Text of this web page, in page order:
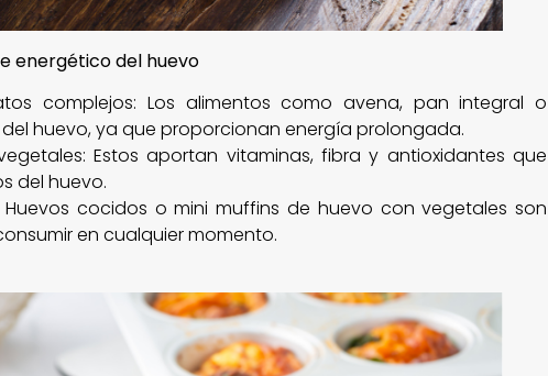
energético del huevo
complejos: Los alimentos como avena, pan integral o
huevo, ya que proporcionan energía prolongada.
Estos aportan vitaminas, fibra y antioxidantes que
del huevo.
cocidos o mini muffins de huevo con vegetales son
en cualquier momento.